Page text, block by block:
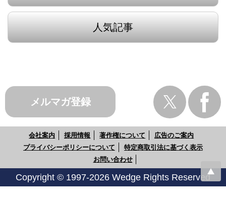
人気記事
メルマガ登録
会社案内 採用情報 著作権について
広告のご案内
プライバシーポリシーについて
特定商取引法に基づく表示
お問い合わせ
Copyright © 1997-2026 Wedge Rights Reserved